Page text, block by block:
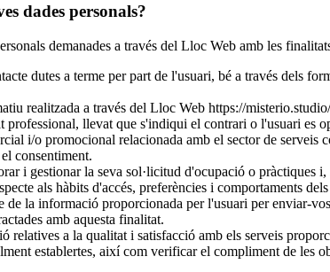
dades personals?
demanades a través del Lloc Web amb les
dutes a terme per part de l'usuari, bé a través dels
realitzada a través del Lloc Web https://
professional, llevat que s'indiqui el contrari o l'usuari es
i/o promocional relacionada amb el sector de
consentiment.
i gestionar la seva sol·licitud d'ocupació o pràctiques
als hàbits d'accés, preferències i comportaments
la informació proporcionada per l'usuari per enviar-
amb aquesta finalitat.
relatives a la qualitat i satisfacció amb els serveis
establertes, així com verificar el compliment de les